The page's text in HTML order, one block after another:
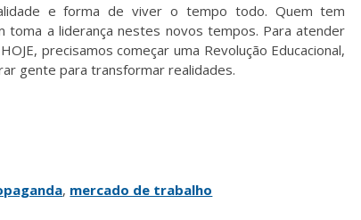
e forma de viver o tempo todo. Quem tem
toma a liderança nestes novos tempos. Para atender
precisamos começar uma Revolução Educacional,
gente para transformar realidades.
, mercado de trabalho